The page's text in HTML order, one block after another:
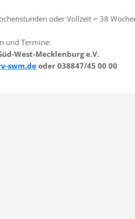
oder Vollzeit = 38
und Termine:
West-Mecklenburg e.V.
swm.de oder 038847/45 00 00